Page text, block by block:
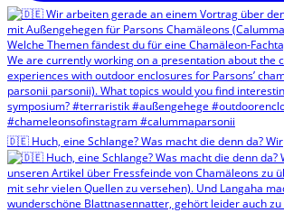
🇩🇪 Huch, eine Schlange? Was macht die denn da? Wir